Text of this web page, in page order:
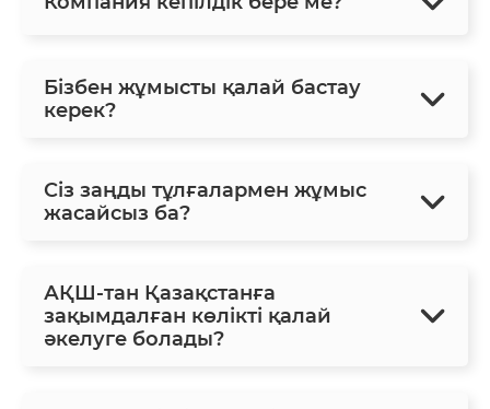
Бізбен жұмысты қалай бастау
керек?
Сіз заңды тұлғалармен жұмыс
жасайсыз ба?
АҚШ-тан Қазақстанға
зақымдалған көлікті қалай
әкелуге болады?